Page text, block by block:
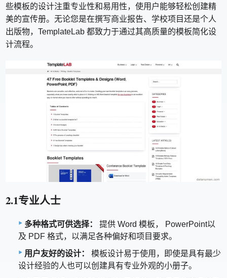
些模板的设计注重专业性和易用性，使用户能够轻松创建精
美的宣传册。无论您是在撰写商业报告、学校项目还是个人
出版物，TemplateLab 都致力于通过其高质量的模板简化设
计流程。
2.1专业人士
多种格式可供选择：
提供 Word 模板， PowerPoint以
及 PDF 格式，以满足各种偏好和项目要求。
用户友好的设计：
模板设计易于使用，即使是具有最少
设计经验的人也可以创建具有专业外观的小册子。